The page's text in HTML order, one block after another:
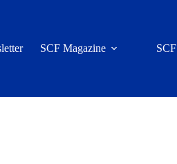
SCF Magazine